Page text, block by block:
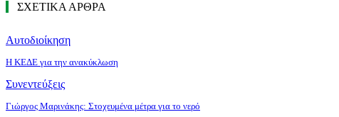
ΣΧΕΤΙΚΑ ΑΡΘΡΑ
Αυτοδιοίκηση
Η ΚΕΔΕ για την ανακύκλωση
Συνεντεύξεις
Γιώργος Μαρινάκης: Στοχευμένα μέτρα για το νερό